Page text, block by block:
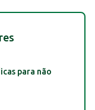
para não